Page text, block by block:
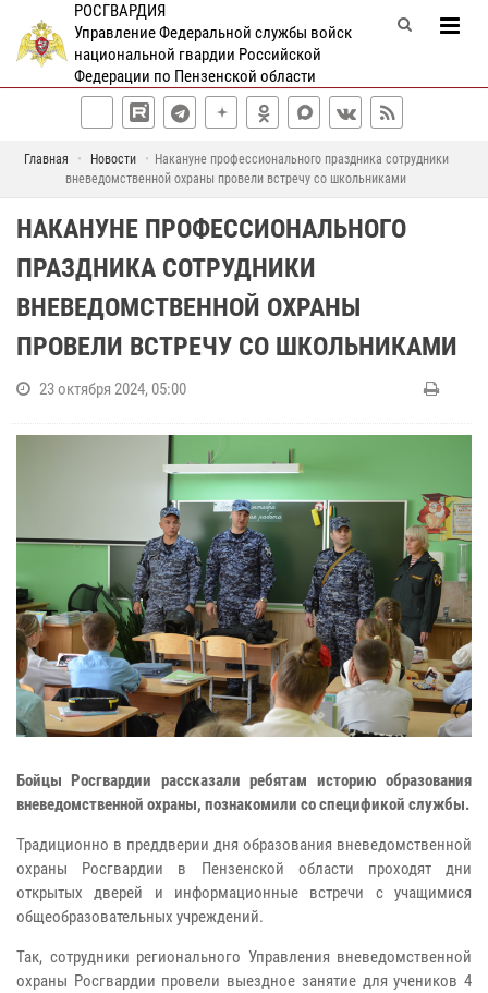
РОСГВАРДИЯ
Управление Федеральной службы войск
национальной гвардии Российской
Федерации по Пензенской области
Главная Новости
Накануне профессионального праздника сотрудники
вневедомственной охраны провели встречу со школьниками
НАКАНУНЕ ПРОФЕССИОНАЛЬНОГО
ПРАЗДНИКА СОТРУДНИКИ
ВНЕВЕДОМСТВЕННОЙ ОХРАНЫ
ПРОВЕЛИ ВСТРЕЧУ СО ШКОЛЬНИКАМИ
23 октября 2024, 05:00
Бойцы Росгвардии рассказали ребятам историю образования
вневедомственной охраны, познакомили со спецификой службы.
Традиционно в преддверии дня образования вневедомственной
охраны Росгвардии в Пензенской области проходят дни
открытых дверей и информационные встречи с учащимися
общеобразовательных учреждений.
Так, сотрудники регионального Управления вневедомственной
охраны Росгвардии провели выездное занятие для учеников 4